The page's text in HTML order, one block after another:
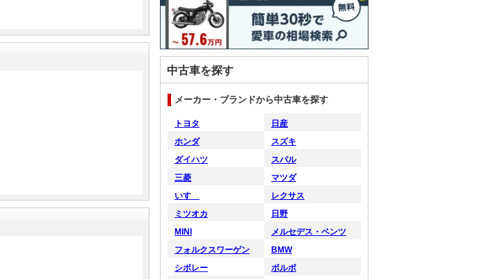
中古車を探す
メーカー・ブランドから中古車を探す
トヨタ
日産
ホンダ
スズキ
ダイハツ
スバル
三菱
マツダ
いすゞ
レクサス
ミツオカ
日野
MINI
メルセデス・ベンツ
フォルクスワーゲン
BMW
シボレー
ボルボ